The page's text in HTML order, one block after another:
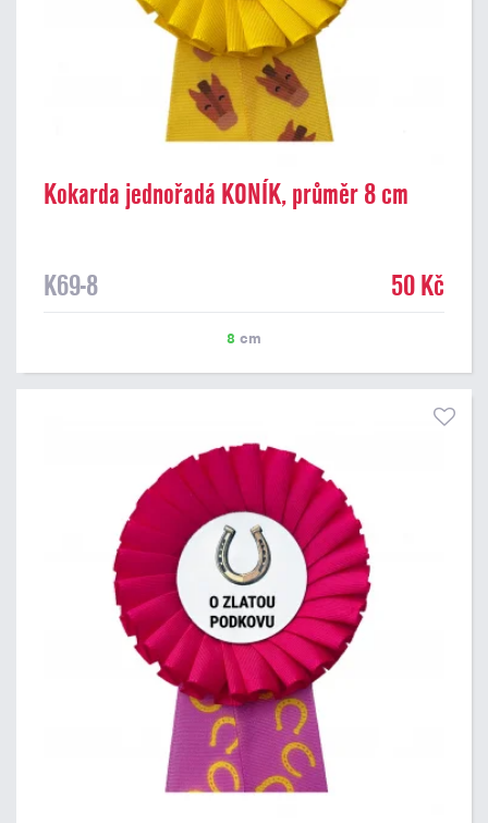
Kokarda jednořadá KONÍK, průměr 8 cm
K69-8 50 Kč
8 cm